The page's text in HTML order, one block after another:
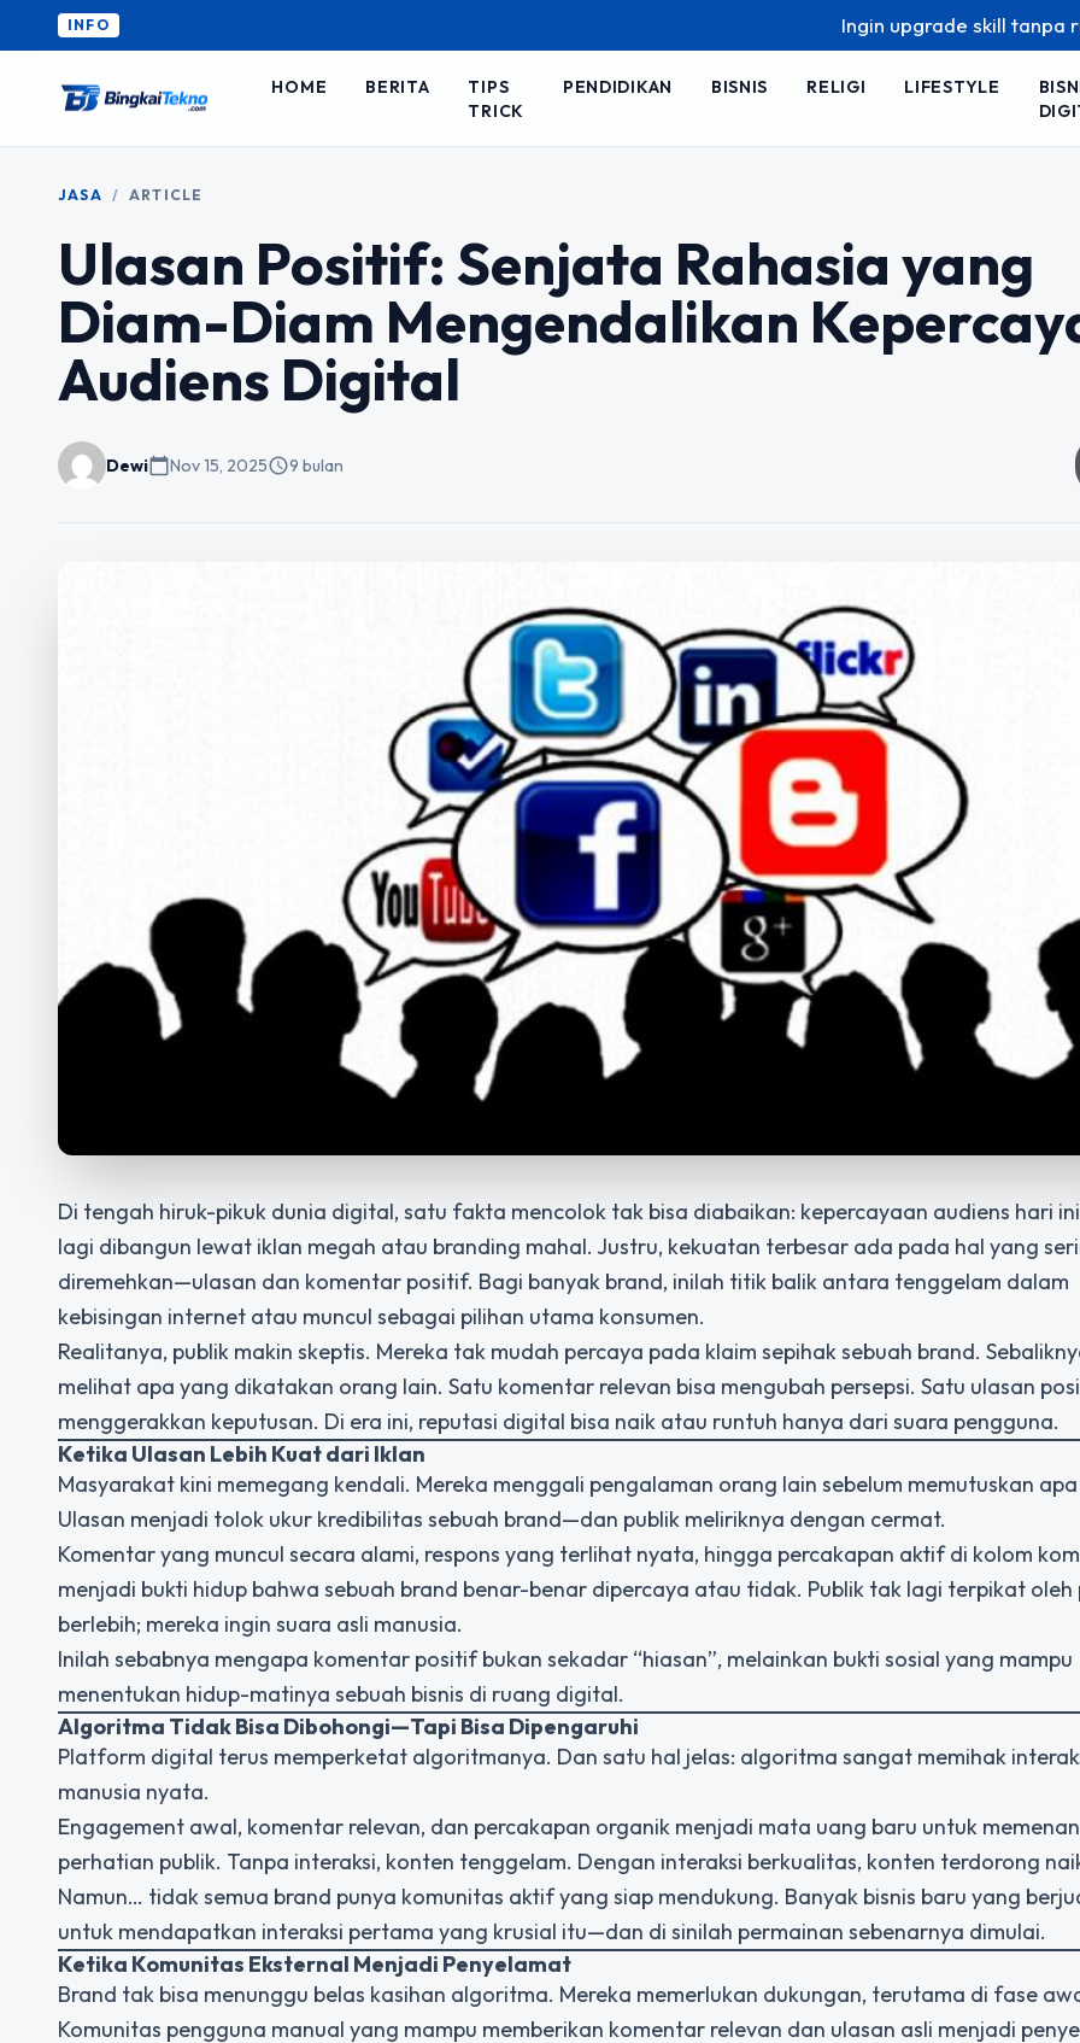
INFO Ingin upgrade skill tanpa ribet?
HOME BERITA
TIPS
TRICK
PENDIDIKAN BISNIS RELIGI LIFESTYLE
JASA / ARTICLE
Ulasan Positif: Senjata Rahasia yang
Diam-Diam Mengendalikan
Audiens Digital
Dewicalendar_todayNov 15, 2025schedule9 bulan
Di tengah hiruk-pikuk dunia digital, satu fakta mencolok tak bisa diabaikan: kepercayaan audiens hari
lagi dibangun lewat iklan megah atau branding mahal. Justru, kekuatan terbesar ada pada hal yang
diremehkan—ulasan dan komentar positif. Bagi banyak brand, inilah titik balik antara tenggelam dalam
kebisingan internet atau muncul sebagai pilihan utama konsumen.
Realitanya, publik makin skeptis. Mereka tak mudah percaya pada klaim sepihak sebuah brand.
melihat apa yang dikatakan orang lain. Satu komentar relevan bisa mengubah persepsi. Satu ulasan
menggerakkan keputusan. Di era ini, reputasi digital bisa naik atau runtuh hanya dari suara pengguna.
Ketika Ulasan Lebih Kuat dari Iklan
Masyarakat kini memegang kendali. Mereka menggali pengalaman orang lain sebelum memutuskan apa
Ulasan menjadi tolok ukur kredibilitas sebuah brand—dan publik meliriknya dengan cermat.
Komentar yang muncul secara alami, respons yang terlihat nyata, hingga percakapan aktif di kolom
menjadi bukti hidup bahwa sebuah brand benar-benar dipercaya atau tidak. Publik tak lagi terpikat oleh
berlebih; mereka ingin suara asli manusia.
Inilah sebabnya mengapa komentar positif bukan sekadar “hiasan”, melainkan bukti sosial yang mampu
menentukan hidup-matinya sebuah bisnis di ruang digital.
Algoritma Tidak Bisa Dibohongi—Tapi Bisa Dipengaruhi
Platform digital terus memperketat algoritmanya. Dan satu hal jelas: algoritma sangat memihak
manusia nyata.
Engagement awal, komentar relevan, dan percakapan organik menjadi mata uang baru untuk
perhatian publik. Tanpa interaksi, konten tenggelam. Dengan interaksi berkualitas, konten terdorong
Namun… tidak semua brand punya komunitas aktif yang siap mendukung. Banyak bisnis baru yang
untuk mendapatkan interaksi pertama yang krusial itu—dan di sinilah permainan sebenarnya dimulai.
Ketika Komunitas Eksternal Menjadi Penyelamat
Brand tak bisa menunggu belas kasihan algoritma. Mereka memerlukan dukungan, terutama di fase
Komunitas pengguna manual yang mampu memberikan komentar relevan dan ulasan asli menjadi